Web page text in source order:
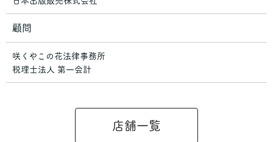
顧問
咲くやこの花法律事務所
税理士法人 第一会計
店舗一覧